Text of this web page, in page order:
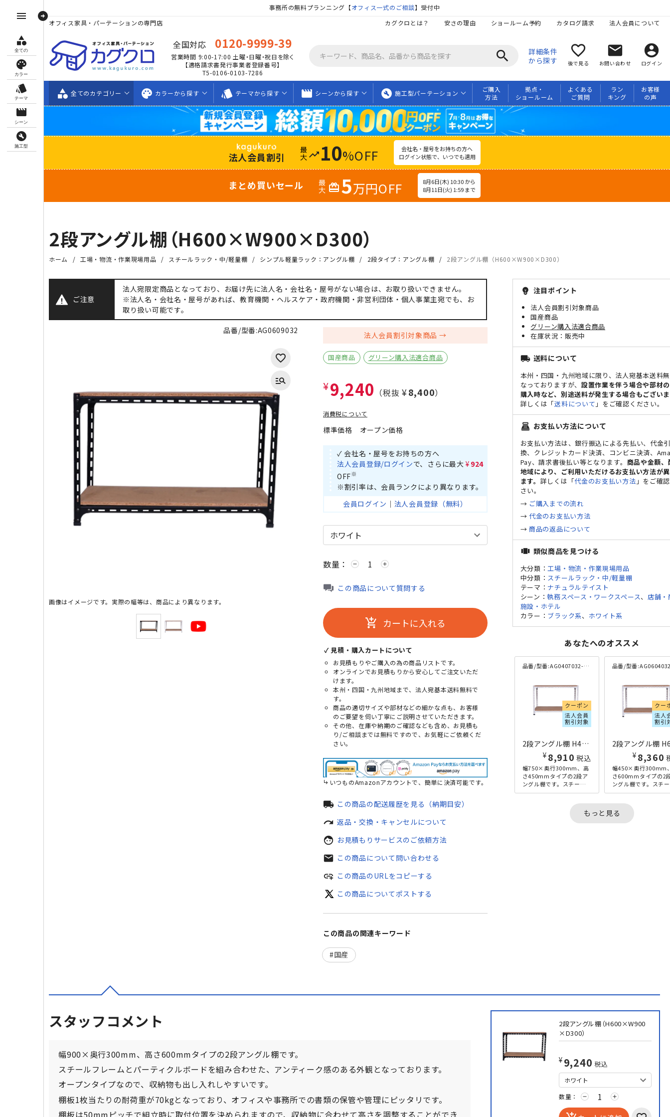
menu arrow_circle_right
category
全ての
palette
カラー
style
テーマ
movie_creation
シーン
build_circle
施工型
事務所の無料プランニング【オフィス一式のご相談】受付中
オフィス家具・パーテーションの専門店
カグクロとは？ 安さの理由 ショールーム予約 カタログ請求 法人会員について
全国対応 0120-9999-39
営業時間 9:00-17:00 土曜・日曜・祝日を除く
【適格請求書発行事業者登録番号】
T5-0106-0103-7286
search
詳細条件
から探す
favorite_border
後で見る
mail
お問い合わせ
account_circle
ログイン
category 全てのカテゴリー palette カラーから探す style テーマから探す movie_creation シーンから探す build_circle 施工型パーテーション
ご購入
方法
拠点・
ショールーム
よくある
ご質問
ラン
キング
お客様
の声
法人会員割引 trending_up 10%OFF
会社名・屋号をお持ちの方へ
ログイン状態で、いつでも適用
まとめ買いセール redeem 5万円OFF
8月6日(木) 10:30 から
8月11日(火) 1:59 まで
2段アングル棚（H600×W900×D300）
ホーム 工場・物流・作業現場用品 スチールラック・中/軽量棚 シンプル軽量ラック：アングル棚 2段タイプ：アングル棚 2段アングル棚（H600×W900×D300）
ご注意
法人宛限定商品となっており、お届け先に法人名・会社名・屋号がない場合は、お取り扱いできません。
※法人名・会社名・屋号があれば、教育機関・ヘルスケア・政府機関・非営利団体・個人事業主宛でも、お
取り扱い可能です。
品番/型番:AG0609032
画像はイメージです。実際の幅等は、商品により異なります。
法人会員割引対象商品
国産商品 グリーン購入法適合商品
¥9,240 （税抜 ¥8,400）
消費税について
標準価格 オープン価格
✓ 会社名・屋号をお持ちの方へ
法人会員登録/ログインで、さらに最大 ¥924
OFF※
※割引率は、会員ランクにより異なります。
会員ログイン ｜ 法人会員登録（無料）
数量： remove add
この商品について質問する
add_shopping_cart カートに入れる
✓ 見積・購入カートについて
お見積もりやご購入の為の商品リストです。
オンラインでお見積もりから安心してご注文いただ
けます。
本州・四国・九州地域まで、法人宛基本送料無料で
す。
商品の適切サイズや部材などの細かな点も、お客様
のご要望を伺い丁寧にご説明させていただきます。
その他、在庫や納期のご確認なども含め、お見積も
り/ご相談までは無料ですので、お気軽にご依頼くだ
さい。
いつものAmazonアカウントで、簡単に決済可能です。
local_shipping この商品の配送履歴を見る（納期目安）
redo 返品・交換・キャンセルについて
face お見積もりサービスのご依頼方法
mail この商品について問い合わせる
add_link この商品のURLをコピーする
この商品についてポストする
この商品の関連キーワード
国産
emoji_objects 注目ポイント
法人会員割引対象商品
国産商品
グリーン購入法適合商品
販売中
local_shipping 送料について
本州・四国・九州地域に限り、法人宛基本送料
なっておりますが、 設置作業を伴う場合や部材
購入時など、別途送料が発生する場合もござい
詳しくは「送料について 」をご確認ください。
point_of_sale お支払い方法について
お支払い方法は、銀行振込による先払い、代金
換、クレジットカード決済、コンビニ決済、
Pay、請求書後払い等となります。 商品や金額、
地域により、ご利用いただけるお支払い方法が
ます。 詳しくは「代金のお支払い方法 」をご確
さい。
→ ご購入までの流れ
→代金のお支払い方法
→ 商品の返品について
view_carousel 類似商品を見つける
大分類： 工場・物流・作業現場用品
中分類： スチールラック・中/軽量棚
テーマ： ナチュラルテイスト
シーン：執務スペース・ワークスペース、 店舗・
施設・ホテル
カラー： ブラック系、 ホワイト系
あなたへのオススメ
品番/型番:AG0407032-WH
クーポン
法人会員
割引対象
2段アングル棚 H450×W750×D300 ホワイト
¥ 8,910 税込
幅750×奥行300mm、高
さ450mmタイプの2段ア
ングル棚です。スチール
フレームとパーティクル
アンティーク感のある...
品番/型番:AG0604032-
クー
法人
割引
¥ 8,360
幅450×奥行300mm
さ600mmタイプの2
ングル棚です。スチ
フレームとパーティ
アンティーク感のあ
もっと見る
スタッフコメント
幅900×奥行300mm、高さ600mmタイプの2段アングル棚です。
スチールフレームとパーティクルボードを組み合わせた、アンティーク感のある外観となっております。
オープンタイプなので、収納物も出し入れしやすいです。
棚板1枚当たりの耐荷重が70kgとなっており、オフィスや事務所での書類の保管や管理にピッタリです。
2段アングル棚（H600×W900
×D300）
¥9,240 税込
数量： remove add